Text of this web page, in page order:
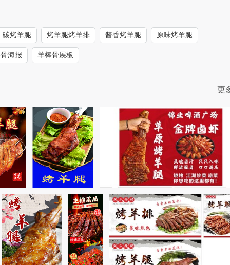
碳烤羊腿 烤羊腿烤羊排 酱香烤羊腿 原味烤羊腿
海报 羊棒骨展板
更